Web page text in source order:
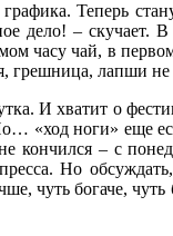
Теперь
дело! – скучает.
часу чай, в
грешница, лапши не
И хватит о
«ход ноги» еще
– с
Но
чуть богаче, чуть